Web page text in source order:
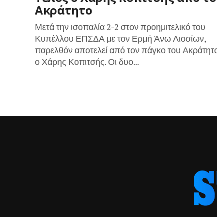
Ακράτητο
Μετά την ισοπαλία 2-2 στον προημιτελικό του
Κυπέλλου ΕΠΣΔΑ με τον Ερμή Άνω Λιοσίων,
παρελθόν αποτελεί από τον πάγκο του
ο Χάρης Κοπιτσής. Οι δυο...